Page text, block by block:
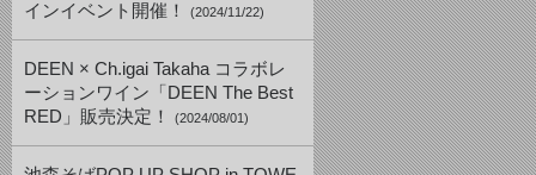
インイベント開催！
(2024/11/22)
DEEN × Ch.igai Takaha コラボレ
ーションワイン「DEEN The Best
RED」販売決定！
(2024/08/01)